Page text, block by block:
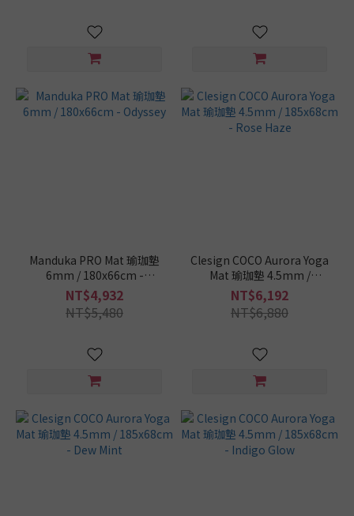
Manduka PRO Mat 瑜珈墊
6mm / 180x66cm -
Odyssey
NT$4,932
NT$5,480
Clesign COCO Aurora Yoga
Mat 瑜珈墊 4.5mm /
185x68cm - Rose Haze
NT$6,192
NT$6,880